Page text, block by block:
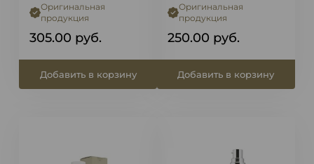
Оригинальная
продукция
305.00 руб.
Добавить в корзину
Оригинальная
продукция
250.00 руб.
Добавить в корзину